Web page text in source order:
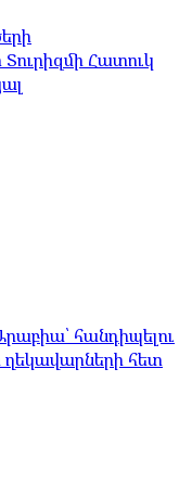
Հատուկ
հանդիպելու
ղեկավարների հետ